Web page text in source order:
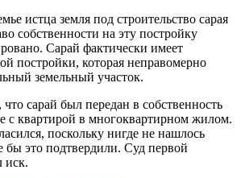
истца земля под строительство сарая
собственности на эту постройку
Сарай фактически имеет
постройки, которая неправомерно
земельный участок.
сарай был передан в собственность
с квартирой в многоквартирном жилом.
поскольку нигде не нашлось
бы это подтвердили. Суд первой
иск.